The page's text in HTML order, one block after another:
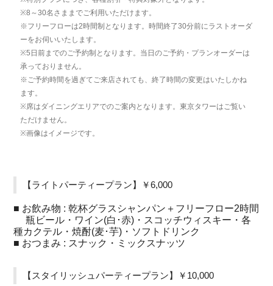
※8～30名さままでご利用いただけます。
※フリーフローは2時間制となります。時間終了30分前にラストオーダ
ーをお伺いいたします。
※5日前までのご予約制となります。当日のご予約・プランオーダーは
承っておりません。
※ご予約時間を過ぎてご来店されても、終了時間の変更はいたしかね
ます。
※席はダイニングエリアでのご案内となります。東京タワーはご覧い
ただけません。
※画像はイメージです。
【ライトパーティープラン】￥6,000
■ お飲み物 : 乾杯グラスシャンパン＋フリーフロー2時間
瓶ビール・ワイン(白･赤)・スコッチウィスキー・各
種カクテル・焼酎(麦･芋)・ソフトドリンク
■ おつまみ : スナック・ミックスナッツ
【スタイリッシュパーティープラン】￥10,000